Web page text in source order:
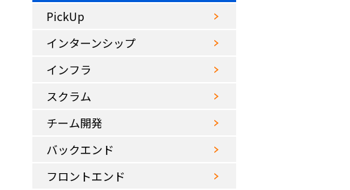
PickUp
インターンシップ
インフラ
スクラム
チーム開発
バックエンド
フロントエンド